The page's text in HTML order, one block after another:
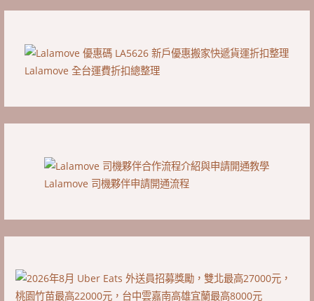
Lalamove 全台運費折扣總整理
Lalamove 司機夥伴申請開通流程